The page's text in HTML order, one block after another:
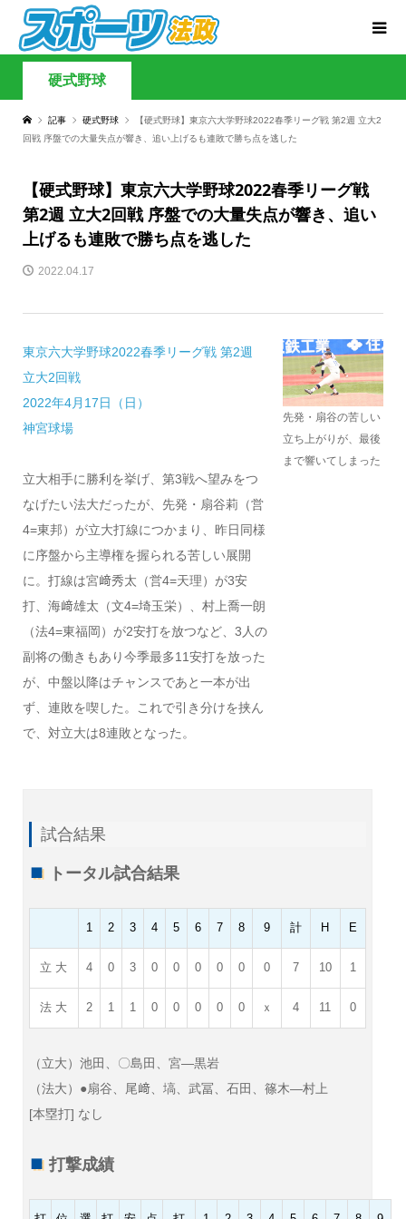
硬式野球
記事 硬式野球
【硬式野球】東京六大学野球2022春季リーグ戦 第2週 立大2
回戦 序盤での大量失点が響き、追い上げるも連敗で勝ち点を逃した
【硬式野球】東京六大学野球2022春季リーグ戦
第2週 立大2回戦 序盤での大量失点が響き、追い
上げるも連敗で勝ち点を逃した
2022.04.17
東京六大学野球2022春季リーグ戦 第2週
立大2回戦
2022年4月17日（日）
神宮球場
立大相手に勝利を挙げ、第3戦へ望みをつ
なげたい法大だったが、先発・扇谷莉（営
4=東邦）が立大打線につかまり、昨日同様
に序盤から主導権を握られる苦しい展開
に。打線は宮﨑秀太（営4=天理）が3安
打、海﨑雄太（文4=埼玉栄）、村上喬一朗
（法4=東福岡）が2安打を放つなど、3人の
副将の働きもあり今季最多11安打を放った
が、中盤以降はチャンスであと一本が出
ず、連敗を喫した。これで引き分けを挟ん
で、対立大は8連敗となった。
先発・扇谷の苦しい
立ち上がりが、最後
まで響いてしまった
試合結果
トータル試合結果
1 2 3 4 5 6 7 8 9 計 H E
立 大 4 0 3 0 0 0 0 0 0 7 10 1
法 大 2 1 1 0 0 0 0 0 ｘ 4 11 0
（立大）池田、〇島田、宮—黒岩
（法大）●扇谷、尾﨑、塙、武冨、石田、篠木—村上
[本塁打] なし
打撃成績